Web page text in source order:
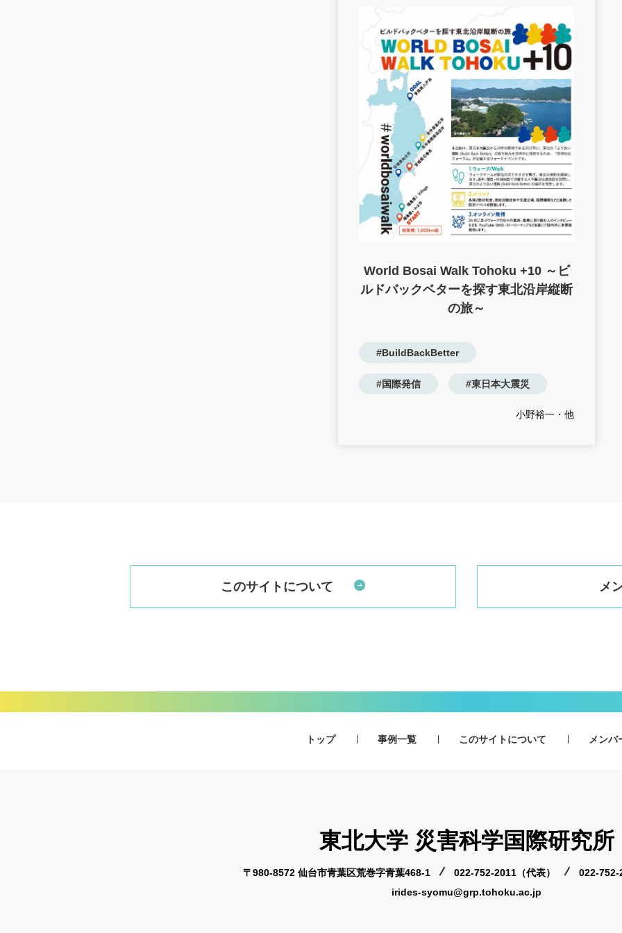
World Bosai Walk Tohoku +10 ～ビ
ルドバックベターを探す東北沿岸縦断
の旅～
#BuildBackBetter
#国際発信 #東日本大震災
小野裕一・他
このサイトについて メ
トップ 事例一覧 このサイトについて メンバ
東北大学 災害科学国際研究所
〒980-8572 仙台市青葉区荒巻字青葉468-1 022-752-2011（代表）
022-752-
irides-syomu@grp.tohoku.ac.jp